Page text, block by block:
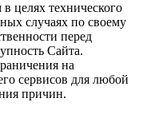
целях технического
случаях по своему
перед
Сайта.
на
сервисов для любой
причин.